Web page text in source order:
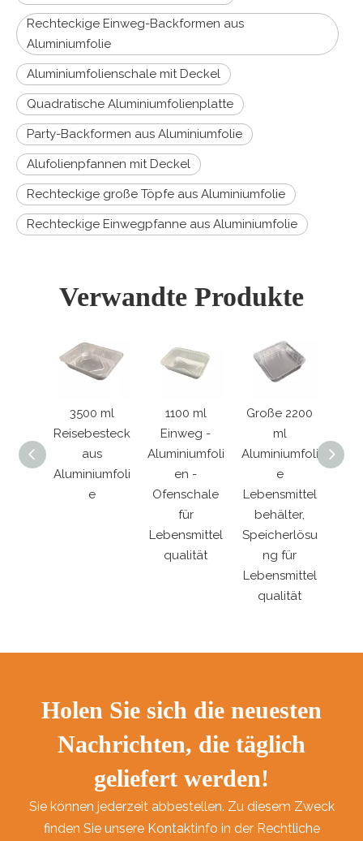
Rechteckige Einweg-Backformen aus
Aluminiumfolie
Aluminiumfolienschale mit Deckel
Quadratische Aluminiumfolienplatte
Party-Backformen aus Aluminiumfolie
Alufolienpfannen mit Deckel
Rechteckige große Töpfe aus Aluminiumfolie
Rechteckige Einwegpfanne aus Aluminiumfolie
Verwandte Produkte
3500 ml
Reisebesteck
aus
Aluminiumfoli
e
1100 ml
Einweg -
Aluminiumfoli
en -
Ofenschale
für
Lebensmittel
qualität
Große 2200
ml
Aluminiumfoli
e
Lebensmittel
behälter,
Speicherlösu
ng für
Lebensmittel
qualität
Holen Sie sich die neuesten
Nachrichten, die täglich
geliefert werden!
Sie können jederzeit abbestellen. Zu diesem Zweck
finden Sie unsere Kontaktinfo in der Rechtliche